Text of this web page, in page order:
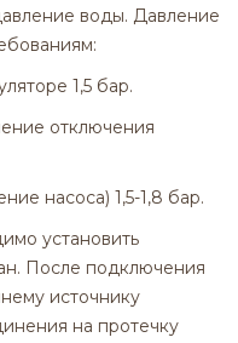
воды. Давление
1,5 бар.
отключения
насоса) 1,5-1,8 бар.
установить
После подключения
источнику
на протечку